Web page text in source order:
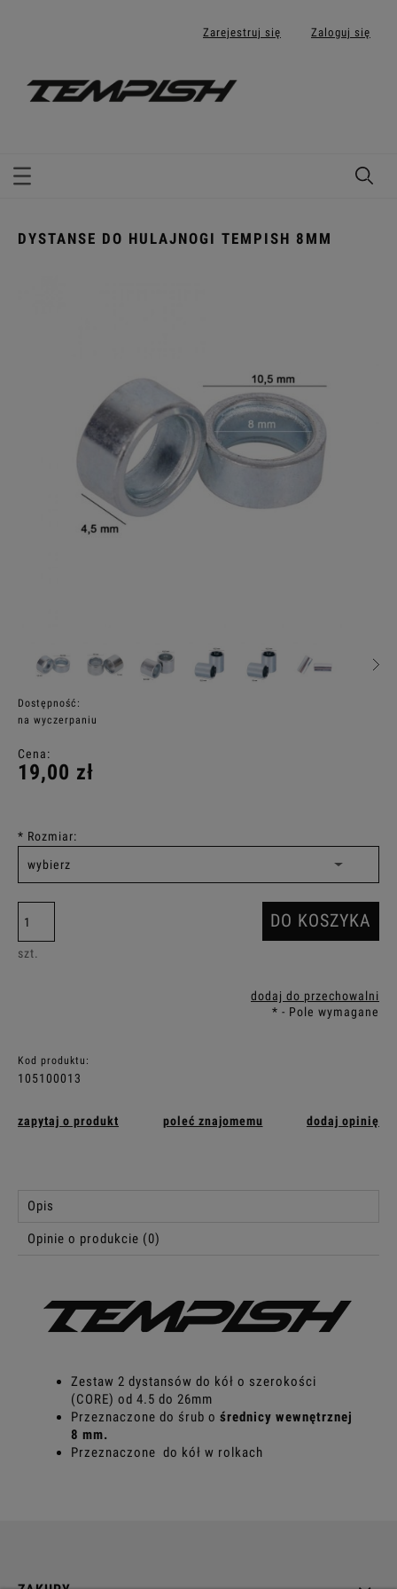
Zarejestruj się Zaloguj się
DYSTANSE DO HULAJNOGI TEMPISH 8MM
Dostępność:
na wyczerpaniu
Cena:
19,00 zł
* Rozmiar:
szt.
DO KOSZYKA
dodaj do przechowalni
* - Pole wymagane
Kod produktu:
105100013
zapytaj o produkt poleć znajomemu dodaj opinię
Opis
Opinie o produkcie (0)
Zestaw 2 dystansów do kół o szerokości
(CORE) od 4.5 do 26mm
Przeznaczone do śrub o średnicy wewnętrznej
8 mm.
Przeznaczone do kół w rolkach